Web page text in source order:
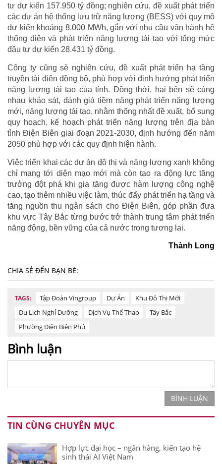
tư dự kiến 157.950 tỷ đồng; nghiên cứu, đề xuất phát triển
các dự án hệ thống lưu trữ năng lượng (BESS) với quy mô
dự kiến khoảng 8.000 MWh, gắn với nhu cầu vận hành hệ
thống điện và phát triển năng lượng tái tạo với tổng mức
đầu tư dự kiến 28.431 tỷ đồng.
Công ty cũng sẽ nghiên cứu, đề xuất phát triển hạ tầng
truyền tải điện đồng bộ, phù hợp với định hướng phát triển
năng lượng tái tạo của tỉnh. Đồng thời, hai bên sẽ cùng
nhau khảo sát, đánh giá tiềm năng phát triển năng lượng
mới, năng lượng tái tạo, nhằm thống nhất đề xuất, bổ sung
quy hoạch, kế hoạch phát triển năng lượng trên địa bàn
tỉnh Điện Biên giai đoạn 2021-2030, định hướng đến năm
2050 phù hợp với các quy định hiện hành.
Việc triển khai các dự án đô thị và năng lượng xanh không
chỉ mang tới diện mạo mới mà còn tạo ra động lực tăng
trưởng đột phá khi gia tăng được hàm lượng công nghệ
cao, tạo thêm nhiều việc làm, thúc đẩy phát triển hạ tầng và
tăng nguồn thu ngân sách cho Điện Biên, góp phần đưa
khu vực Tây Bắc từng bước trở thành trung tâm phát triển
năng động, bền vững của cả nước trong tương lai.
Thành Long
CHIA SẺ ĐẾN BẠN BÈ:
TAGS: Tập Đoàn Vingroup Dự Án
Khu Đô Thị Mới
Du Lịch Nghỉ Dưỡng
Dịch Vụ Thể Thao
Tây Bắc
Phường Điện Biên Phủ
Bình luận
BÌNH LUẬN
TIN CÙNG CHUYÊN MỤC
Hợp lực đại học – ngân hàng, kiến tạo hệ
sinh thái AI Việt Nam